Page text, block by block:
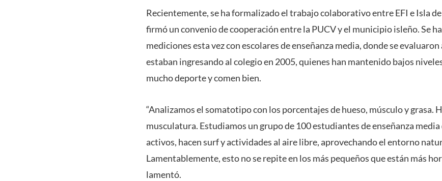
Recientemente, se ha formalizado el trabajo colaborativo entre EFI e Isla de
firmó un convenio de cooperación entre la PUCV y el municipio isleño. Se
mediciones esta vez con escolares de enseñanza media, donde se
estaban ingresando al colegio en 2005, quienes han mantenido bajos
mucho deporte y comen bien.
“Analizamos el somatotipo con los porcentajes de hueso, músculo y grasa.
musculatura. Estudiamos un grupo de 100 estudiantes de enseñanza
activos, hacen surf y actividades al aire libre, aprovechando el entorno
Lamentablemente, esto no se repite en los más pequeños que están más
lamentó.